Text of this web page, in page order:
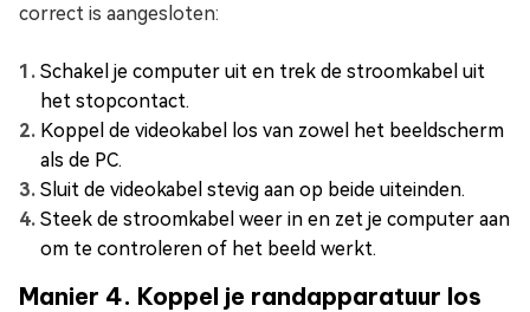
correct is aangesloten:
Schakel je computer uit en trek de stroomkabel uit
het stopcontact.
Koppel de videokabel los van zowel het beeldscherm
als de PC.
Sluit de videokabel stevig aan op beide uiteinden.
Steek de stroomkabel weer in en zet je computer aan
om te controleren of het beeld werkt.
Manier 4. Koppel je randapparatuur los